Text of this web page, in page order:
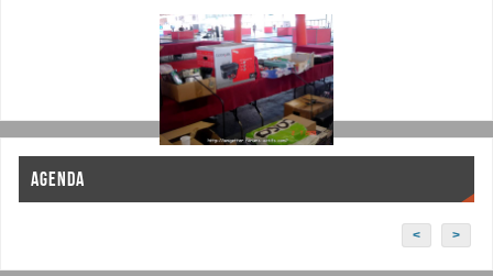
AGENDA
< >